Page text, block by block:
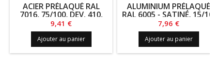
ACIER PRÉLAQUÉ RAL
7016, 75/100, DEV. 410,
LG. 300
Prix
9,41 €
Ajouter au panier
ALUMINIUM PRÉLAQUÉ
RAL 6005 - SATINÉ, 15/10,
DEV. 77.5, LG. 430
Prix
7,96 €
Ajouter au panier